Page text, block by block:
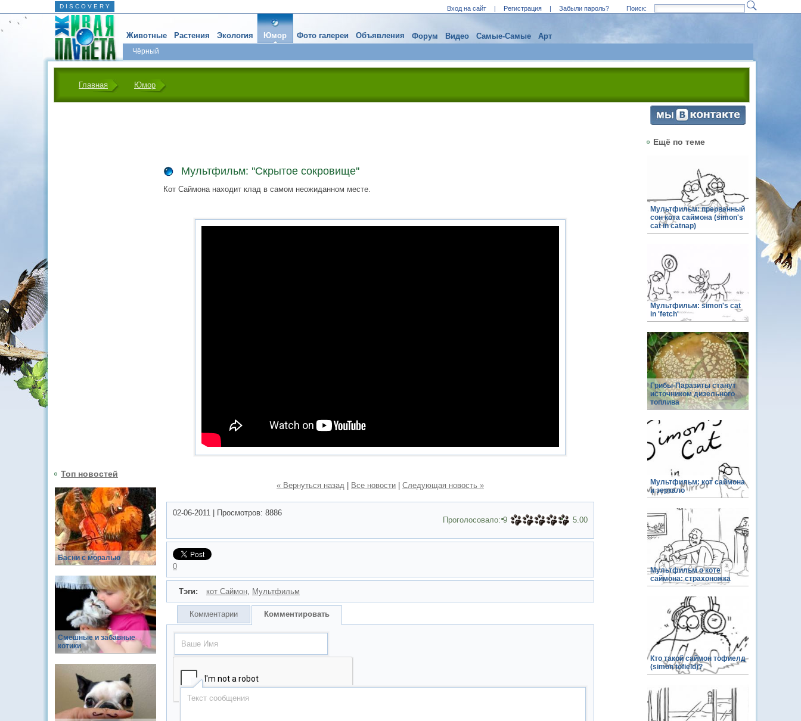
D I S C O V E R Y Вход на сайт | Регистрация | Забыли пароль? Поиск:
Животные Растения Экология Юмор
Чёрный
Фото галереи Объявления Форум Видео Самые-Самые Арт
Главная Юмор
Топ новостей
Басни с моралью
Смешные и забавные
котики
Мультфильм: ''Скрытое сокровище''
Кот Саймона находит клад в самом неожиданном месте.
« Вернуться назад Все новости Следующая новость »
02-06-2011 Просмотров: 8886
Проголосовало:9 5.00
0
Тэги: кот Саймон, Мультфильм
Комментарии Комментировать
Ещё по теме
Мультфильм: прерванный
сон кота саймона (simon's
cat in catnap)
Мультфильм: simon's cat
in 'fetch'
Грибы-Паразиты станут
источником дизельного
топлива
Мультфильм: кот саймона
и зеркало
Мультфильм о коте
саймона: страхоножка
Кто такой саймон тофиелд
(simon tofield)?